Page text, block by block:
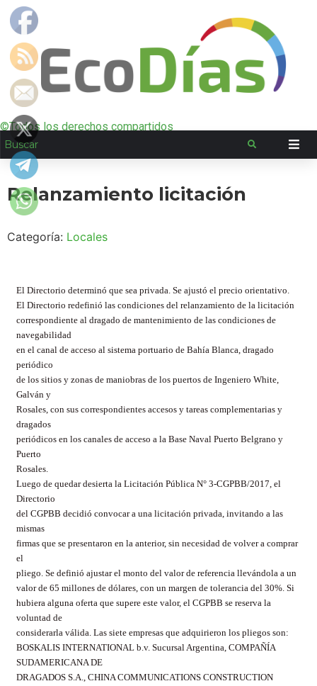
©Todos los derechos compartidos
Relanzamiento licitación
Categoría: Locales
El Directorio determinó que sea privada. Se ajustó el precio orientativo.
El Directorio redefinió las condiciones del relanzamiento de la licitación
correspondiente al dragado de mantenimiento de las condiciones de
navegabilidad
en el canal de acceso al sistema portuario de Bahía Blanca, dragado
periódico
de los sitios y zonas de maniobras de los puertos de Ingeniero White,
Galván y
Rosales, con sus correspondientes accesos y tareas complementarias y
dragados
periódicos en los canales de acceso a la Base Naval Puerto Belgrano y
Puerto
Rosales.
Luego de quedar desierta la Licitación Pública N° 3-CGPBB/2017, el
Directorio
del CGPBB decidió convocar a una licitación privada, invitando a las
mismas
firmas que se presentaron en la anterior, sin necesidad de volver a comprar
el
pliego. Se definió ajustar el monto del valor de referencia llevándola a un
valor de 65 millones de dólares, con un margen de tolerancia del 30%. Si
hubiera alguna oferta que supere este valor, el CGPBB se reserva la
voluntad de
considerarla válida. Las siete empresas que adquirieron los pliegos son:
BOSKALIS INTERNATIONAL b.v. Sucursal Argentina, COMPAÑÍA
SUDAMERICANA DE
DRAGADOS S.A., CHINA COMMUNICATIONS CONSTRUCTION